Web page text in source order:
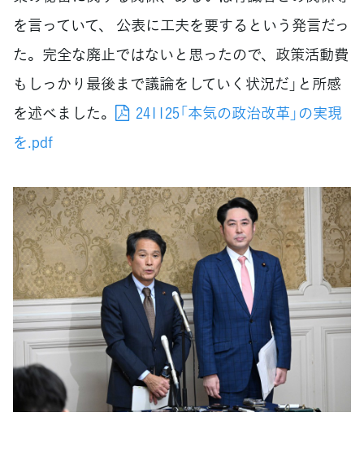
を言っていて、 公表に工夫を要するという発言だっ
た。完全な廃止ではないと思ったので、政策活動費
もしっかり最後まで議論をしていく状況だ」と所感
を述べました。
241125「本気の政治改革」の実現
を.pdf